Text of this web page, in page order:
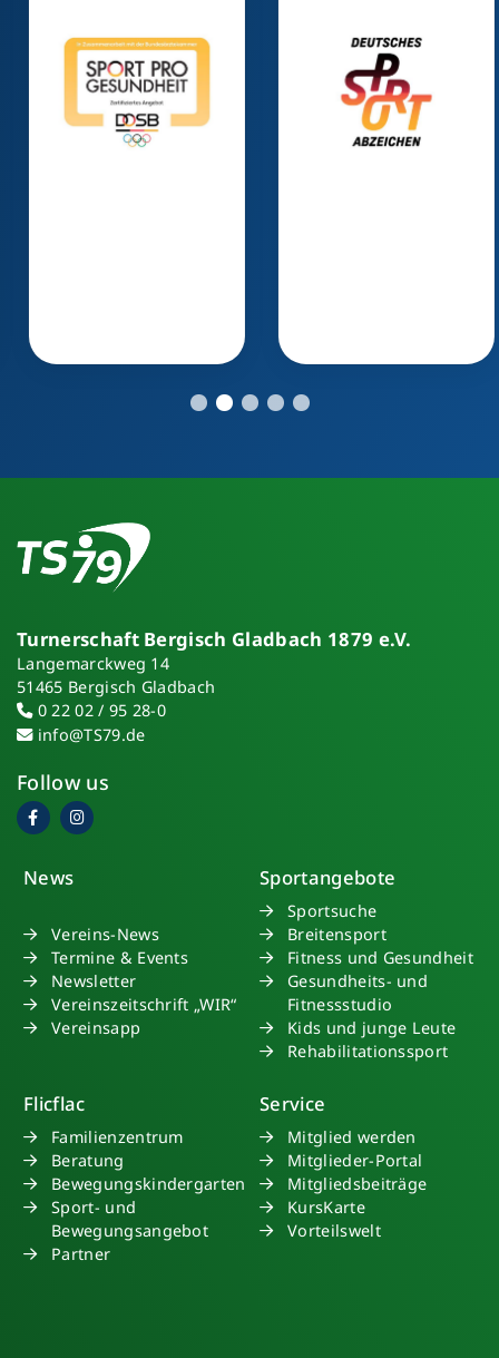
Turnerschaft Bergisch Gladbach 1879 e.V.
Langemarckweg 14
51465 Bergisch Gladbach
0 22 02 / 95 28-0
info@TS79.de
Follow us
News
Vereins-News
Termine & Events
Newsletter
Vereinszeitschrift „WIR“
Vereinsapp
Sportangebote
Sportsuche
Breitensport
Fitness und Gesundheit
Gesundheits- und
Fitnessstudio
Kids und junge Leute
Rehabilitationssport
Flicflac
Familienzentrum
Beratung
Bewegungskindergarten
Sport- und
Bewegungsangebot
Partner
Service
Mitglied werden
Mitglieder-Portal
Mitgliedsbeiträge
KursKarte
Vorteilswelt